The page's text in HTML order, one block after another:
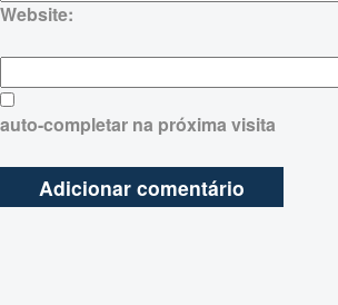
Website:
auto-completar na próxima visita